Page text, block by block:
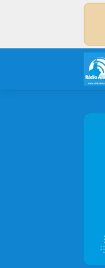
LUÍS REPRESAS,